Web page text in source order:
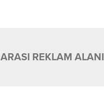
REKLAM ALANI